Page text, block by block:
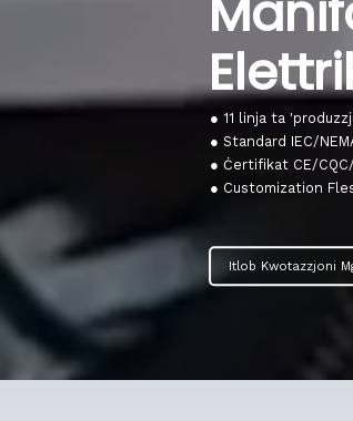
● 11 linja ta
● Standard IEC/
● Ċertifikat CE/
● Customization
Itlob Kwotazzjoni